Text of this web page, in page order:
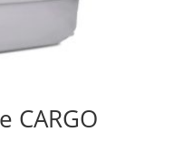
CARGO